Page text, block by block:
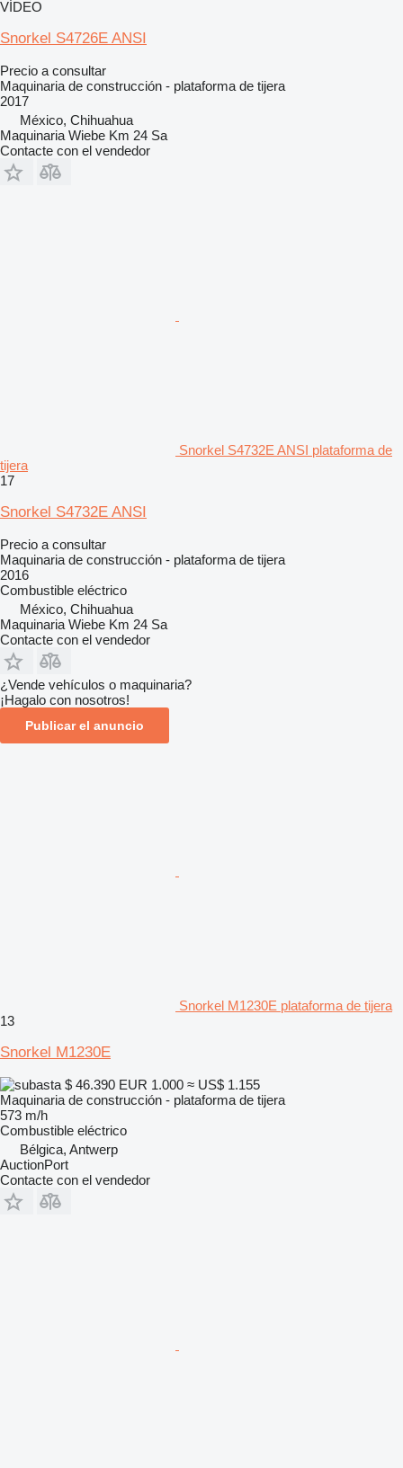
VÍDEO
Snorkel S4726E ANSI
Precio a consultar
Maquinaria de construcción - plataforma de tijera
2017
México, Chihuahua
Maquinaria Wiebe Km 24 Sa
Contacte con el vendedor
Snorkel S4732E ANSI plataforma de
tijera
17
Snorkel S4732E ANSI
Precio a consultar
Maquinaria de construcción - plataforma de tijera
2016
Combustible eléctrico
México, Chihuahua
Maquinaria Wiebe Km 24 Sa
Contacte con el vendedor
¿Vende vehículos o maquinaria?
¡Hagalo con nosotros!
Publicar el anuncio
Snorkel M1230E plataforma de tijera
13
Snorkel M1230E
$ 46.390 EUR 1.000 ≈ US$ 1.155
Maquinaria de construcción - plataforma de tijera
573 m/h
Combustible eléctrico
Bélgica, Antwerp
AuctionPort
Contacte con el vendedor